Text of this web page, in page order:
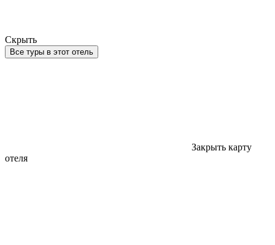
Скрыть
Все туры в этот отель
Закрыть карту
отеля